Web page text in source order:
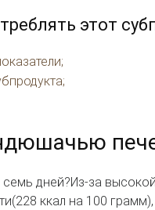
этот
дней?Из-за
ккал на 100